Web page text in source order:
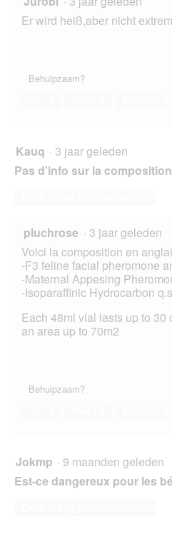
Er wird heiß,aber nicht
Behulpzaam?
Kauq · 3 jaar geleden
Pas d'info sur la
pluchrose · 3 jaar geleden
Voici la composition en
-F3 feline facial pheromone
-Maternal Appesing
-Isoparaffinic Hydrocarbon
Each 48ml vial lasts up to 30
an area up to 70m2
Behulpzaam?
Jokmp · 9 maanden geleden
Est-ce dangereux pour les